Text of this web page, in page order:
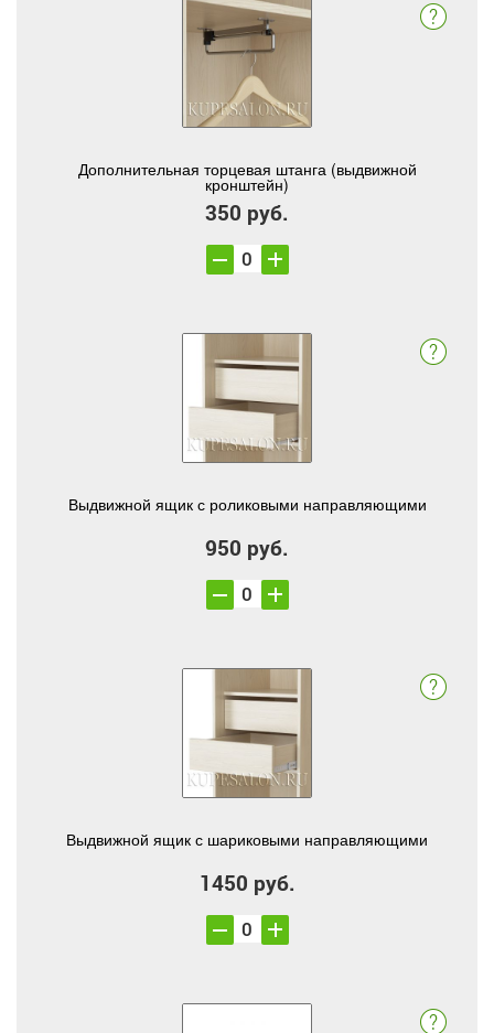
Дополнительная торцевая штанга (выдвижной
кронштейн)
350 руб.
Выдвижной ящик с роликовыми направляющими
950 руб.
Выдвижной ящик с шариковыми направляющими
1450 руб.